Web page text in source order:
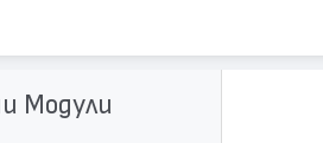
Монохромен
Модули